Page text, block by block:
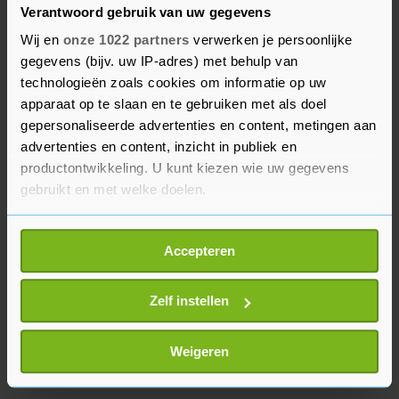
Verantwoord gebruik van uw gegevens
Wij en onze 1022 partners verwerken je persoonlijke
gegevens (bijv. uw IP-adres) met behulp van
technologieën zoals cookies om informatie op uw
apparaat op te slaan en te gebruiken met als doel
gepersonaliseerde advertenties en content, metingen aan
advertenties en content, inzicht in publiek en
productontwikkeling. U kunt kiezen wie uw gegevens
gebruikt en met welke doelen.
Als u het toestaat, willen we ook graag:
Informatie verzamelen over uw geografische
locatie, die tot een paar meter nauwkeurig kan zijn
Uw apparaat identificeren door het actief te
scannen op specifieke eigenschappen (fingerprinting)
Lees meer over hoe uw persoonlijke gegevens worden
verwerkt en stel uw voorkeuren in het
U kunt uw toestemming op elk moment wijzigen of
Accepteren
Zelf instellen
Weigeren
helemaal bij horen, maar dan wel met meer
autonomie."
Kemerink zegt dat het zou kunnen dat de SP de
actie opvat als een provocatie. "Maar we willen
met een voltallig bestuur kunnen functioneren.
Na de uitspraak van de commissie gaan we met
de SP in gesprek."